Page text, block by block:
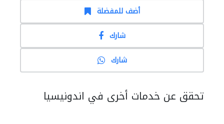
أضف للمفضلة
شارك
شارك
تحقق عن خدمات أخرى في اندونيسيا